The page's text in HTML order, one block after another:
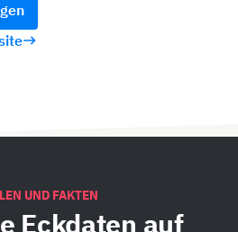
UND FAKTEN
Eckdaten auf